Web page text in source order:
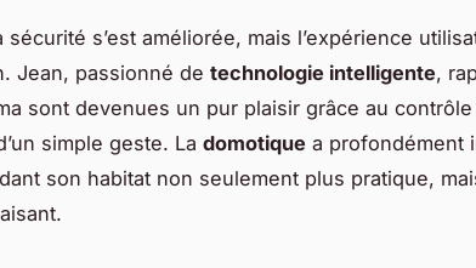
sécurité s’est améliorée, mais l’expérience
Jean, passionné de technologie intelligente,
sont devenues un pur plaisir grâce au
simple geste. La domotique a profondément
son habitat non seulement plus pratique,